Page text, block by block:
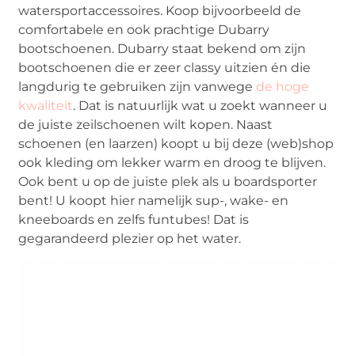
watersportaccessoires. Koop bijvoorbeeld de
comfortabele en ook prachtige Dubarry
bootschoenen. Dubarry staat bekend om zijn
bootschoenen die er zeer classy uitzien én die
langdurig te gebruiken zijn vanwege de hoge
kwaliteit. Dat is natuurlijk wat u zoekt wanneer u
de juiste zeilschoenen wilt kopen. Naast
schoenen (en laarzen) koopt u bij deze (web)shop
ook kleding om lekker warm en droog te blijven.
Ook bent u op de juiste plek als u boardsporter
bent! U koopt hier namelijk sup-, wake- en
kneeboards en zelfs funtubes! Dat is
gegarandeerd plezier op het water.